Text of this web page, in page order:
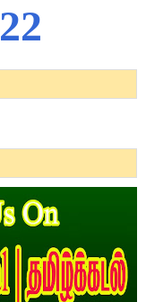
22